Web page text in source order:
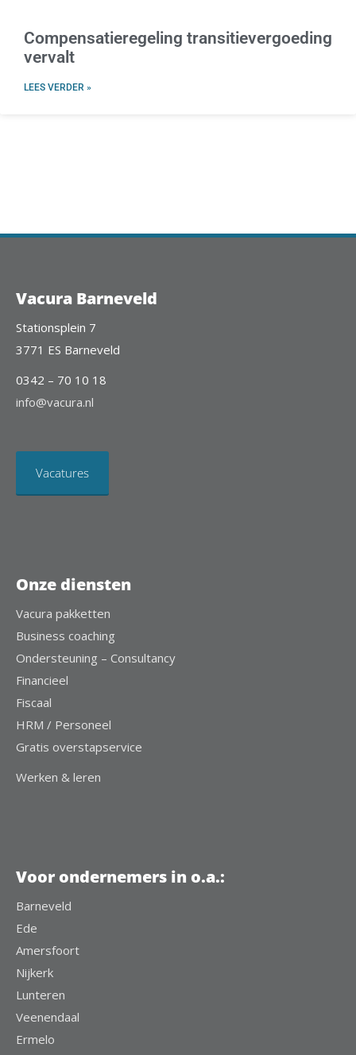
Compensatieregeling transitievergoeding
vervalt
LEES VERDER »
Vacura Barneveld
Stationsplein 7
3771 ES Barneveld
0342 – 70 10 18
info@vacura.nl
Vacatures
Onze diensten
Vacura pakketten
Business coaching
Ondersteuning – Consultancy
Financieel
Fiscaal
HRM / Personeel
Gratis overstapservice
Werken & leren
Voor ondernemers in o.a.:
Barneveld
Ede
Amersfoort
Nijkerk
Lunteren
Veenendaal
Ermelo